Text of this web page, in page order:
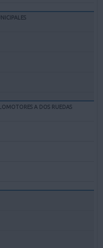
A DOS RUEDAS